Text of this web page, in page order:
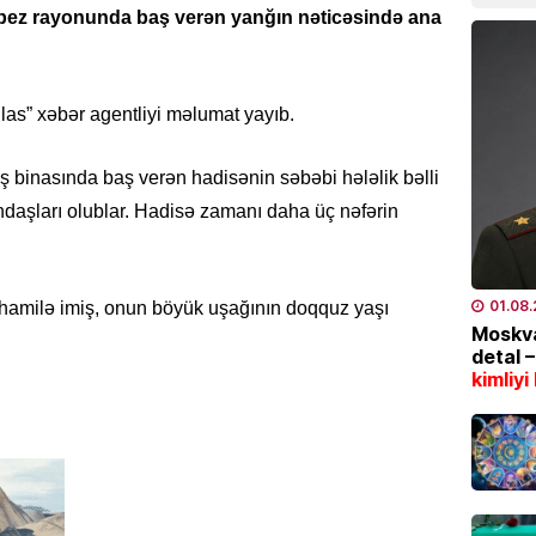
rayonunda baş verən yanğın nəticəsində ana
xəbər agentliyi məlumat yayıb.
binasında baş verən hadisənin səbəbi hələlik bəlli
olublar. Hadisə zamanı daha üç nəfərin
imiş, onun böyük uşağının doqquz yaşı
xəstə
2006-
detal –
kimliyi